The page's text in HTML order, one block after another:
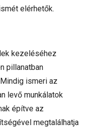
elérhetők.
kezeléséhez
pillanatban
ismeri az
levő munkálatok
építve az
megtalálhatja